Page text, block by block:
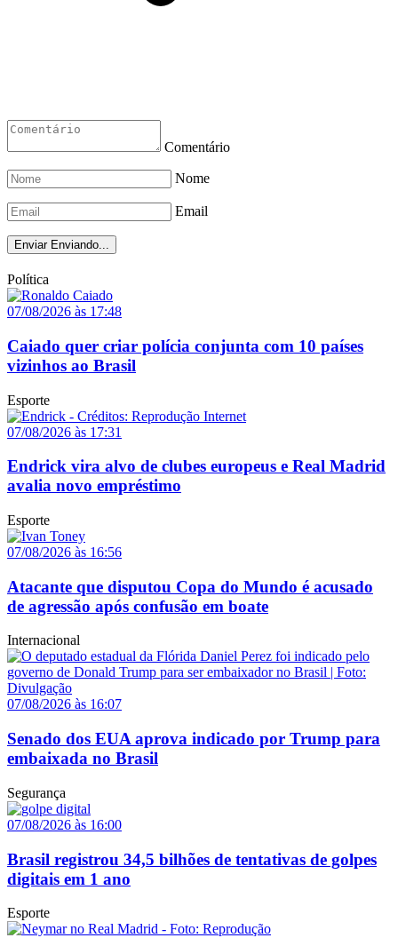
Comentário
Nome
Email
Enviar Enviando...
Política
07/08/2026 às 17:48
Caiado quer criar polícia conjunta com 10 países
vizinhos ao Brasil
Esporte
07/08/2026 às 17:31
Endrick vira alvo de clubes europeus e Real Madrid
avalia novo empréstimo
Esporte
07/08/2026 às 16:56
Atacante que disputou Copa do Mundo é acusado
de agressão após confusão em boate
Internacional
07/08/2026 às 16:07
Senado dos EUA aprova indicado por Trump para
embaixada no Brasil
Segurança
07/08/2026 às 16:00
Brasil registrou 34,5 bilhões de tentativas de golpes
digitais em 1 ano
Esporte